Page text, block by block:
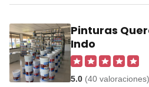
Pinturas
Indo
5.0 (40 valoraciones)